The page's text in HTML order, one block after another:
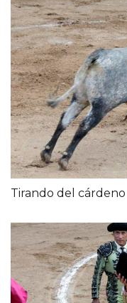
Tirando del cárdeno